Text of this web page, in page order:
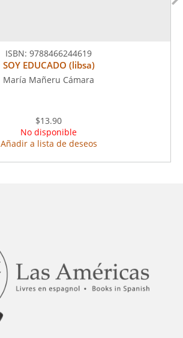
ISBN: 9788466244619
SOY EDUCADO (libsa)
María Mañeru Cámara
$13.90
No disponible
Añadir a lista de deseos